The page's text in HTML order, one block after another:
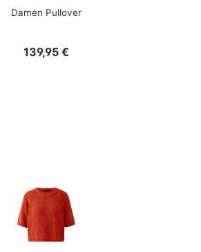
Damen Pullover
Regulärer Preis:
139,95 €